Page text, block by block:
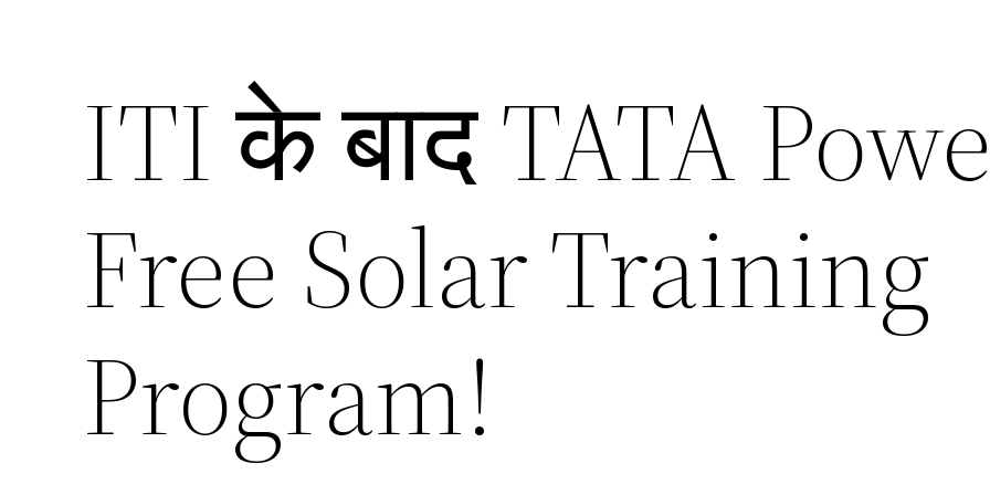
ITI के बाद TATA
Free Solar Training
Program!